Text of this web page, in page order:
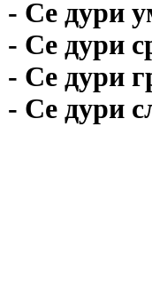
- Се дури
- Се дури
- Се дури
- Се дури